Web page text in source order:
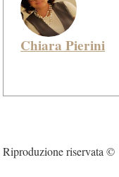
Chiara Pierini
Riproduzione riservata ©